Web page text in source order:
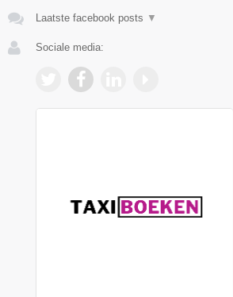
Laatste facebook posts ▼
Sociale media: